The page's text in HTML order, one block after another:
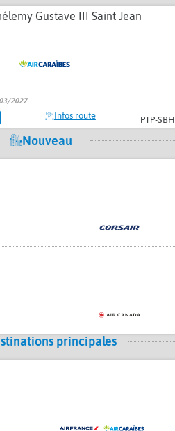
PTP-SBH
Gustave III Saint Jean
2027
Infos route
Nouveau
principales